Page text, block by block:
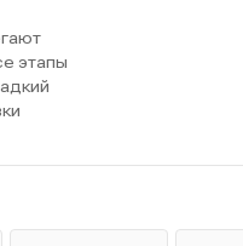
этапы